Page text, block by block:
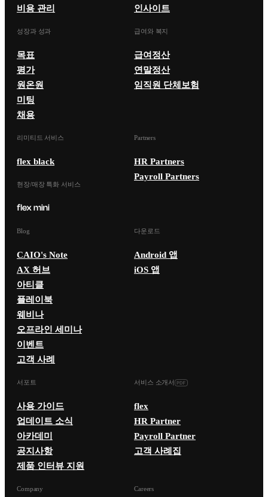
비용 관리
인사이트
성장과 성과
목표
평가
원온원
미팅
채용
급여와 복지
급여정산
연말정산
임직원 단체보험
리미티드 서비스
flex black
현장/매장 특화 서비스
Partners
HR Partners
Payroll Partners
Blog
CAIO's Note
AX 허브
아티클
플레이북
웨비나
오프라인 세미나
이벤트
고객 사례
다운로드
Android 앱
iOS 앱
서포트
사용 가이드
업데이트 소식
아카데미
공지사항
제품 인터뷰 지원
서비스 소개서
flex
HR Partner
Payroll Partner
고객 사례집
Company Careers